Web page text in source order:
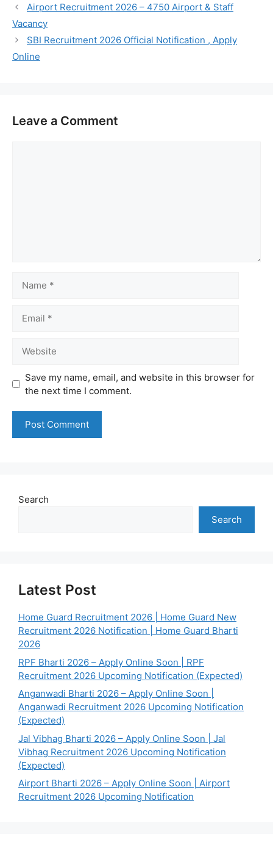
Airport Recruitment 2026 – 4750 Airport & Staff
Vacancy
SBI Recruitment 2026 Official Notification , Apply
Online
Leave a Comment
Save my name, email, and website in this browser for
the next time I comment.
Search
Search
Latest Post
Home Guard Recruitment 2026 | Home Guard New
Recruitment 2026 Notification | Home Guard Bharti
2026
RPF Bharti 2026 – Apply Online Soon | RPF
Recruitment 2026 Upcoming Notification (Expected)
Anganwadi Bharti 2026 – Apply Online Soon |
Anganwadi Recruitment 2026 Upcoming Notification
(Expected)
Jal Vibhag Bharti 2026 – Apply Online Soon | Jal
Vibhag Recruitment 2026 Upcoming Notification
(Expected)
Airport Bharti 2026 – Apply Online Soon | Airport
Recruitment 2026 Upcoming Notification